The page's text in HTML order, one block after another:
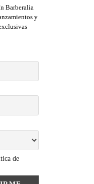
Barberalia
y
de